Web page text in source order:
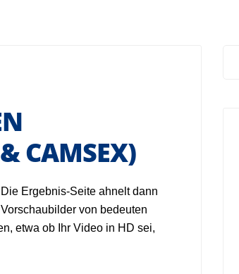
CAMSEX)
Ergebnis-Seite ahnelt dann
von bedeuten
etwa ob Ihr Video in HD sei,